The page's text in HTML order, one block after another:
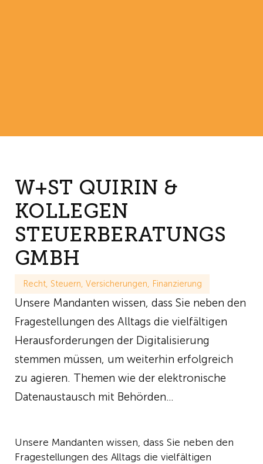
W+ST QUIRIN &
KOLLEGEN
STEUERBERATUNGS
GMBH
Recht, Steuern, Versicherungen, Finanzierung
Unsere Mandanten wissen, dass Sie neben den
Fragestellungen des Alltags die vielfältigen
Herausforderungen der Digitalisierung
stemmen müssen, um weiterhin erfolgreich
zu agieren. Themen wie der elektronische
Datenaustausch mit Behörden…
Unsere Mandanten wissen, dass Sie neben den
Fragestellungen des Alltags die vielfältigen